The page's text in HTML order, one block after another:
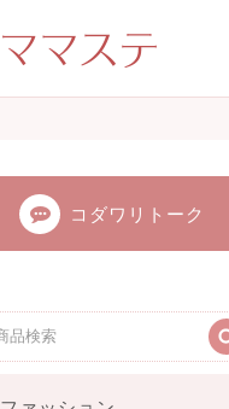
ママのかく
てます。
コダワリトーク